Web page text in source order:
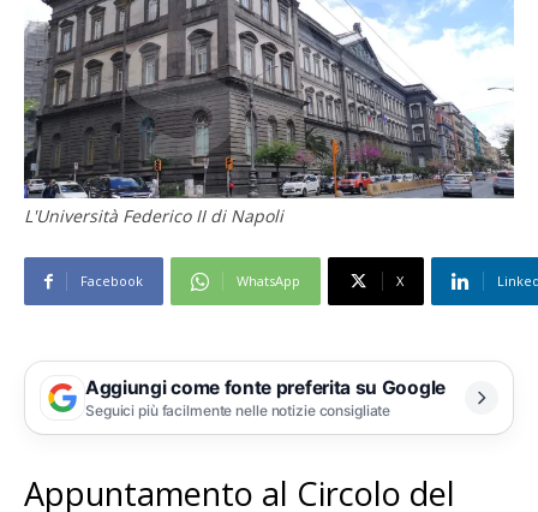
L'Università Federico II di Napoli
Facebook WhatsApp X
Aggiungi come fonte preferita su Google
Seguici più facilmente nelle notizie consigliate
Appuntamento al Circolo del